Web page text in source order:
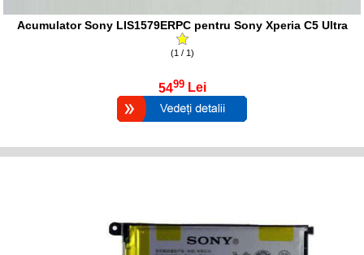
Acumulator Sony LIS1579ERPC pentru Sony Xperia C5 Ultra
(1 / 1)
5499 Lei